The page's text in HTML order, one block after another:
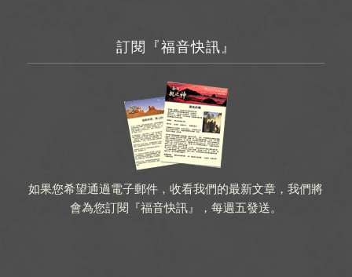
訂閱『福音快訊』
如果您希望通過電子郵件，收看我們的最新文章，我們將
會為您訂閱『福音快訊』，每週五發送。